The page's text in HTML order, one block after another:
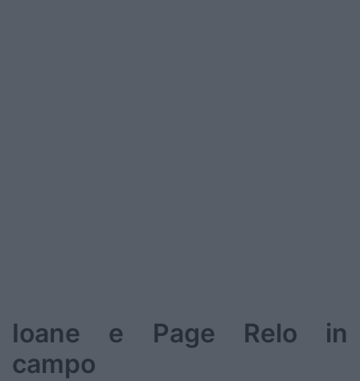
Ioane e Page Relo in
campo